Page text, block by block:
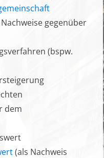
gegenüber
(bspw.
dem
(als Nachweis